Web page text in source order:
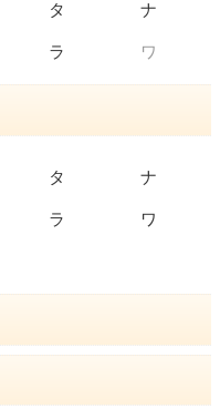
タ ナ
ラ ワ
タ ナ
ラ ワ